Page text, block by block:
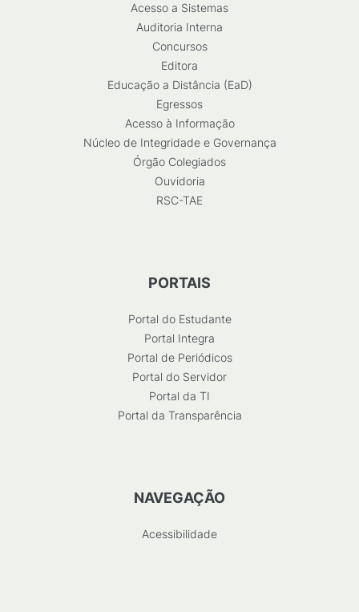
Acesso a Sistemas
Auditoria Interna
Concursos
Editora
Educação a Distância (EaD)
Egressos
Acesso à Informação
Núcleo de Integridade e Governança
Órgão Colegiados
Ouvidoria
RSC-TAE
PORTAIS
Portal do Estudante
Portal Integra
Portal de Periódicos
Portal do Servidor
Portal da TI
Portal da Transparência
NAVEGAÇÃO
Acessibilidade